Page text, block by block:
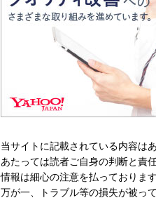
当サイトに記載されている内容は
あたっては読者ご自身の判断と責
情報は細心の注意を払っておりま
万が一、トラブル等の損失が被っ